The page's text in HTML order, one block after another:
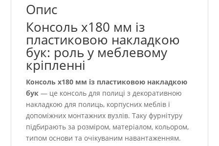
Опис
Консоль х180 мм із
пластиковою накладкою
бук: роль у меблевому
кріпленні
Консоль х180 мм із пластиковою накладкою
бук — це консоль для полиці з декоративною
накладкою для полиць, корпусних меблів і
допоміжних монтажних вузлів. Таку фурнітуру
підбирають за розміром, матеріалом, кольором,
типом основи та очікуваним навантаженням.